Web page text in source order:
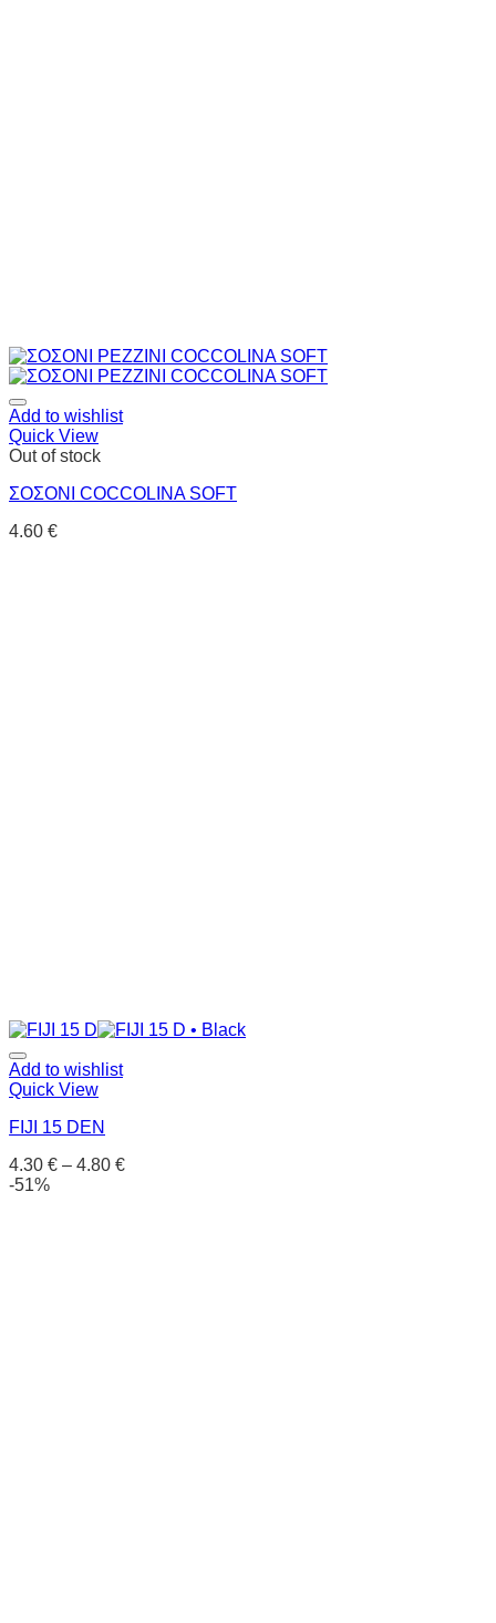
Add to wishlist
Quick View
Out of stock
ΣΟΣΟΝΙ COCCOLINA SOFT
4.60 €
Add to wishlist
Quick View
FIJI 15 DEN
4.30 € – 4.80 €
-51%